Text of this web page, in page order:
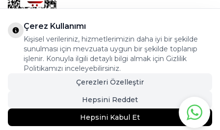
226,90TL199,95TL Sepete Ekle
Bostancı Mah. Dar yol Sok. Safir sitesi 5/1 B Blok
Kadıköy - İSTANBUL
info@cekmeceonline.com
Çerez Kullanımı
Kişisel verileriniz, hizmetlerimizin daha iyi bir şekilde
sunulması için mevzuata uygun bir şekilde toplanıp
işlenir. Konuyla ilgili detaylı bilgi almak için Gizlilik
Politikamızı inceleyebilirsiniz.
Çerezleri Özelleştir
Hepsini Reddet
Hepsini Kabul Et